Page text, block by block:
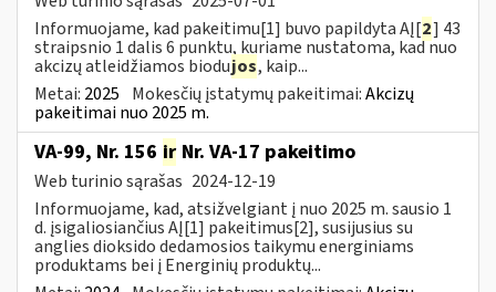
Informuojame, kad pakeitimu[1] buvo papildyta AĮ[2] 43
straipsnio 1 dalis 6 punktu, kuriame nustatoma, kad nuo
akcizų atleidžiamos biodujos, kaip...
Metai: 2025 Mokesčių įstatymų pakeitimai:Akcizų
pakeitimai nuo 2025 m.
VA-99, Nr. 156 ir Nr. VA-17 pakeitimo
Web turinio sąrašas 2024-12-19
Informuojame, kad, atsižvelgiant į nuo 2025 m. sausio 1
d. įsigaliosiančius AĮ[1] pakeitimus[2], susijusius su
anglies dioksido dedamosios taikymu energiniams
produktams bei į Energinių produktų...